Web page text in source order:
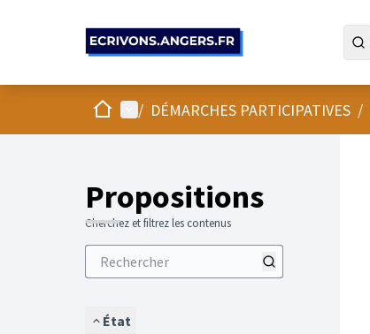
AccueilMenu principal
/ DÉMARCHES PARTICIPATIVES /
Propositions
Cherchez et filtrez les contenus
État